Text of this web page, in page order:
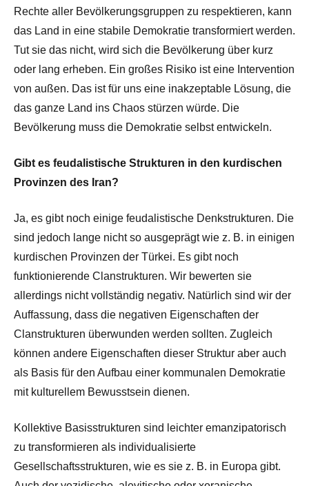
Rechte aller Bevölkerungsgruppen zu respektieren, kann
das Land in eine stabile Demokratie transformiert werden.
Tut sie das nicht, wird sich die Bevölkerung über kurz
oder lang erheben. Ein großes Risiko ist eine Intervention
von außen. Das ist für uns eine inakzeptable Lösung, die
das ganze Land ins Chaos stürzen würde. Die
Bevölkerung muss die Demokratie selbst entwickeln.
Gibt es feudalistische Strukturen in den kurdischen
Provinzen des Iran?
Ja, es gibt noch einige feudalistische Denkstrukturen. Die
sind jedoch lange nicht so ausgeprägt wie z. B. in einigen
kurdischen Provinzen der Türkei. Es gibt noch
funktionierende Clanstrukturen. Wir bewerten sie
allerdings nicht vollständig negativ. Natürlich sind wir der
Auffassung, dass die negativen Eigenschaften der
Clanstrukturen überwunden werden sollten. Zugleich
können andere Eigenschaften dieser Struktur aber auch
als Basis für den Aufbau einer kommunalen Demokratie
mit kulturellem Bewusstsein dienen.
Kollektive Basisstrukturen sind leichter emanzipatorisch
zu transformieren als individualisierte
Gesellschaftsstrukturen, wie es sie z. B. in Europa gibt.